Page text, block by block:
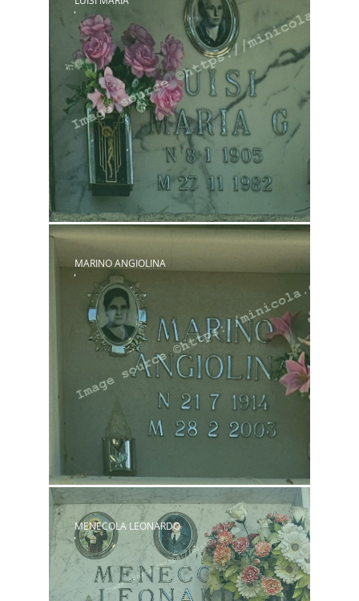
MARINO ANGIOLINA
MENECOLA LEONARDO